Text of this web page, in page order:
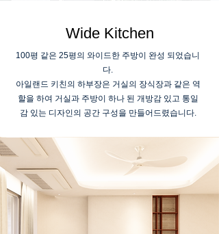
Wide Kitchen
100평 같은 25평의 와이드한 주방이 완성 되었습니
다.
아일랜드 키친의 하부장은 거실의 장식장과 같은 역
할을 하여 거실과 주방이 하나 된 개방감 있고 통일
감 있는 디자인의 공간 구성을 만들어드렸습니다.